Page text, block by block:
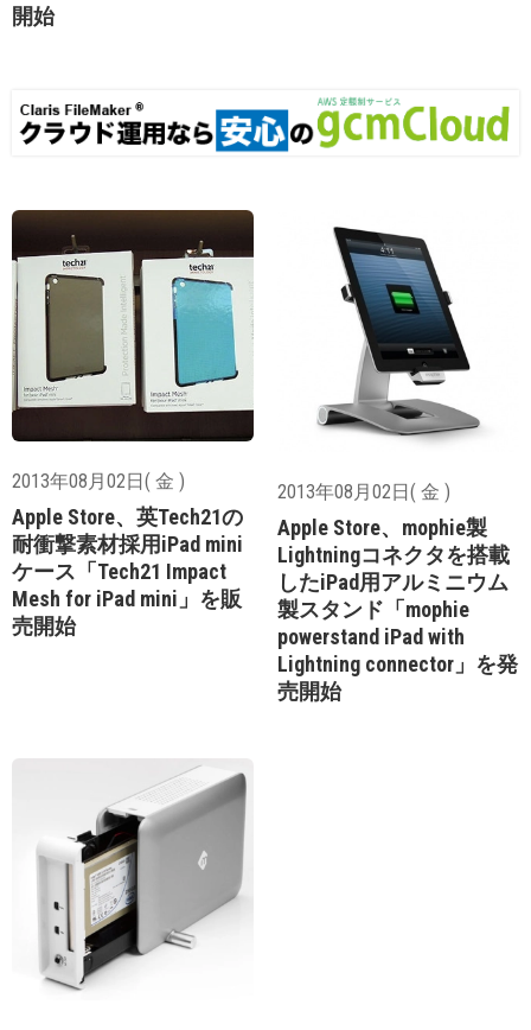
開始
2013年08月02日( 金 )
Apple Store、英Tech21の
耐衝撃素材採用iPad mini
ケース「Tech21 Impact
Mesh for iPad mini」を販
売開始
2013年08月02日( 金 )
Apple Store、mophie製
Lightningコネクタを搭載
したiPad用アルミニウム
製スタンド「mophie
powerstand iPad with
Lightning connector」を発
売開始